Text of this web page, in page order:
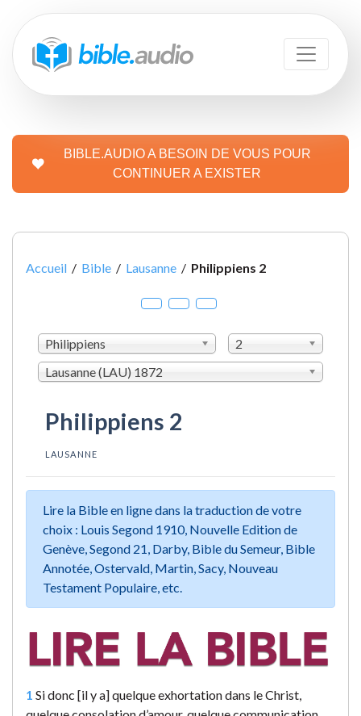
BIBLE.AUDIO A BESOIN DE VOUS POUR
CONTINUER A EXISTER
Accueil / Bible / Lausanne / Philippiens 2
Philippiens
2
Lausanne (LAU) 1872
Philippiens 2
LAUSANNE
Lire la Bible en ligne dans la traduction de votre
choix : Louis Segond 1910, Nouvelle Edition de
Genève, Segond 21, Darby, Bible du Semeur, Bible
Annotée, Ostervald, Martin, Sacy, Nouveau
Testament Populaire, etc.
1 Si donc [il y a] quelque exhortation dans le Christ,